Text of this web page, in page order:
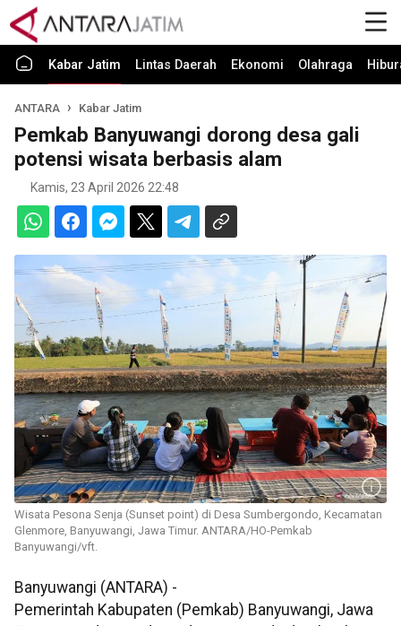
Kabar Jatim Lintas Daerah Ekonomi Olahraga
ANTARA Kabar Jatim
Pemkab Banyuwangi dorong desa gali
potensi wisata berbasis alam
Kamis, 23 April 2026 22:48
Wisata Pesona Senja (Sunset point) di Desa Sumbergondo, Kecamatan
Glenmore, Banyuwangi, Jawa Timur. ANTARA/HO-Pemkab
Banyuwangi/vft.
Banyuwangi (ANTARA) -
Pemerintah Kabupaten (Pemkab) Banyuwangi, Jawa